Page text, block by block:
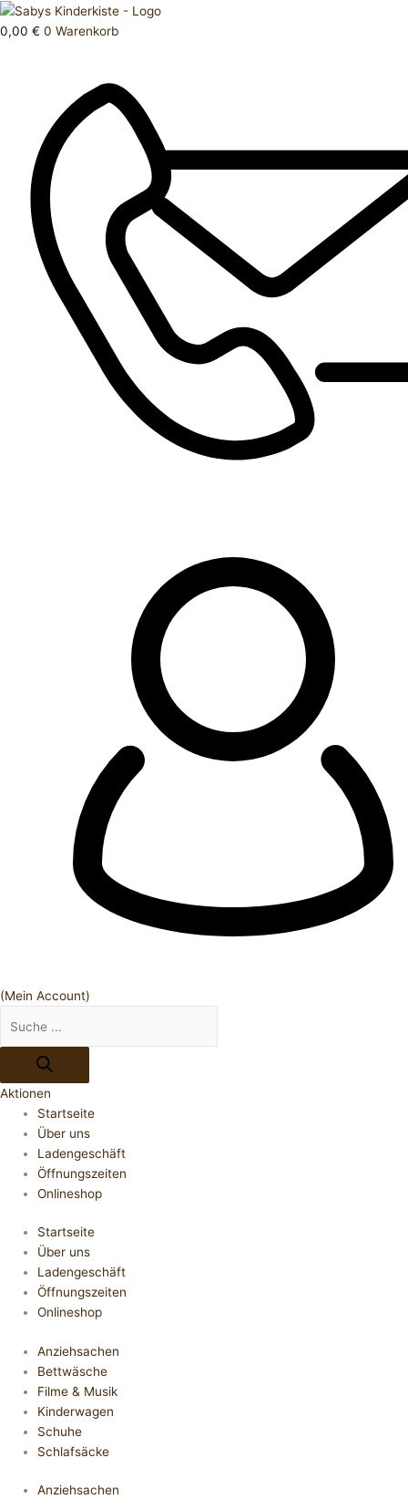
Zum
Inhalt
0,00 € 0 Warenkorb
(Mein Account)
Products
search
Aktionen
Startseite
Über uns
Ladengeschäft
Öffnungszeiten
Onlineshop
Startseite
Über uns
Ladengeschäft
Öffnungszeiten
Onlineshop
Anziehsachen
Bettwäsche
Filme & Musik
Kinderwagen
Schuhe
Schlafsäcke
Anziehsachen
Strumpfhose
86